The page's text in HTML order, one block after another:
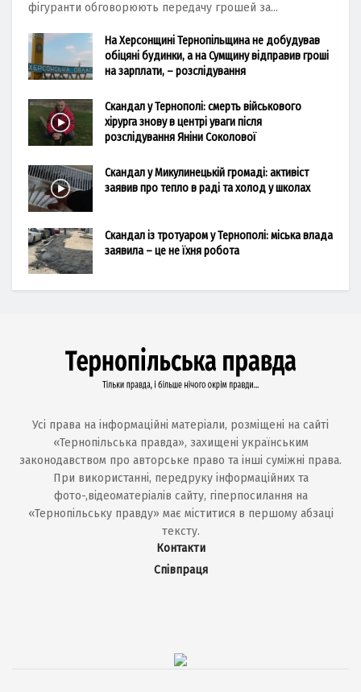
фігуранти обговорюють передачу грошей за...
На Херсонщині Тернопільщина не добудував
обіцяні будинки, а на Сумщину відправив гроші
на зарплати, – розслідування
Скандал у Тернополі: смерть військового
хірурга знову в центрі уваги після
розслідування Яніни Соколової
Скандал у Микулинецькій громаді: активіст
заявив про тепло в раді та холод у школах
Скандал із тротуаром у Тернополі: міська влада
заявила – це не їхня робота
Усі права на інформаційні матеріали, розміщені на сайті
«Тернопільська правда», захищені українським
законодавством про авторське право та інші суміжні права.
При використанні, передруку інформаційних та
фото-,відеоматеріалів сайту, гіперпосилання на
«Тернопільську правду» має міститися в першому абзаці
тексту.
Контакти
Співпраця